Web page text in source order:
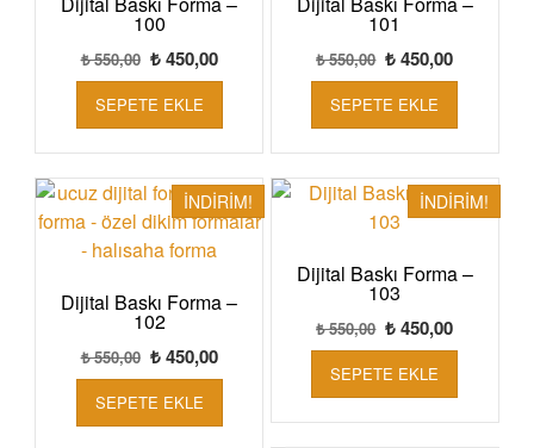
100
₺550,00 Orijinal
fiyat:
₺ 550,00.
₺450,00Şu
andaki
₺ 450,00.
SEPETE EKLE
101
₺550,00 Orijinal
fiyat:
₺ 550,00.
₺450,00Şu
andaki
₺ 450,00.
SEPETE EKLE
İNDIRIM!
Dijital Baskı Forma –
102
₺550,00 Orijinal
fiyat:
₺ 550,00.
₺450,00Şu
andaki
₺ 450,00.
SEPETE EKLE
İNDIRIM!
Dijital Baskı Forma –
103
₺550,00 Orijinal
fiyat:
₺ 550,00.
₺450,00Şu
andaki
₺ 450,00.
SEPETE EKLE